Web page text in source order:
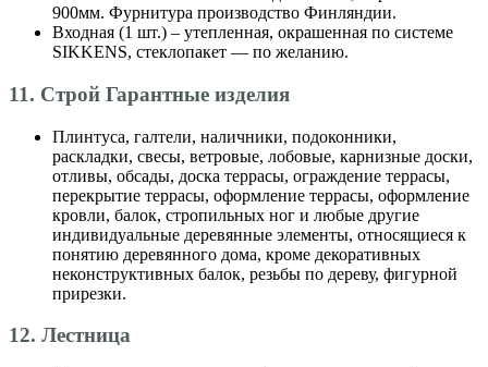
900мм. Фурнитура производство Финляндии.
Входная (1 шт.) – утепленная, окрашенная по системе
SIKKENS, стеклопакет — по желанию.
11. Строй Гарантные изделия
Плинтуса, галтели, наличники, подоконники,
раскладки, свесы, ветровые, лобовые, карнизные доски,
отливы, обсады, доска террасы, ограждение террасы,
перекрытие террасы, оформление террасы, оформление
кровли, балок, стропильных ног и любые другие
индивидуальные деревянные элементы, относящиеся к
понятию деревянного дома, кроме декоративных
неконструктивных балок, резьбы по дереву, фигурной
прирезки.
12. Лестница